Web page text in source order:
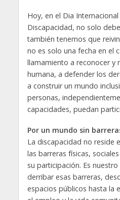
Hoy, en el Dia
Discapacidad, no solo
también tenemos que
no es solo una fecha en el
llamamiento a reconocer y
humana, a defender los
a construir un mundo
personas,
capacidades, puedan
Por un mundo sin
La discapacidad no reside
las barreras físicas,
su participación. Es
derribar esas barreras,
espacios públicos hasta la